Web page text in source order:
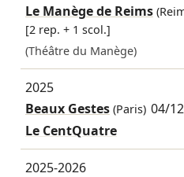
Le Manège de Reims
[2 rep. + 1 scol.]
(Théâtre du Manège)
2025
Beaux Gestes(Paris) 04/12
Le CentQuatre
2025-2026